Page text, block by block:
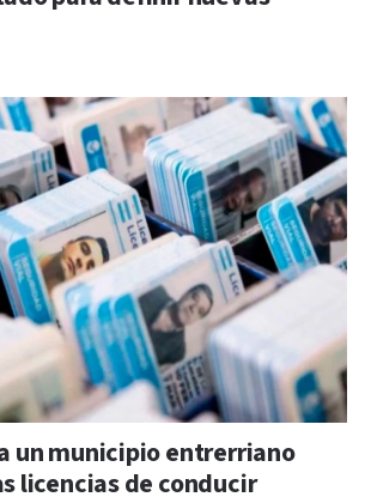
un municipio entrerriano
licencias de conducir